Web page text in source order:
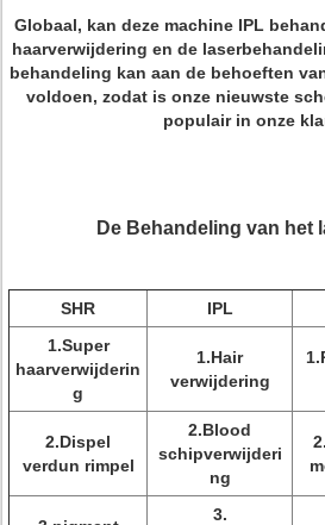
Globaal, kan deze machine IPL
haarverwijdering en de
behandeling kan aan de behoeften
voldoen, zodat is onze nieuwste
populair in onze
De Behandeling van het
SHR IPL
1.Super
haarverwijderin
g
1.Hair
verwijdering
2.Dispel
verdun rimpel
2.Blood
schipverwijderi
ng
3.